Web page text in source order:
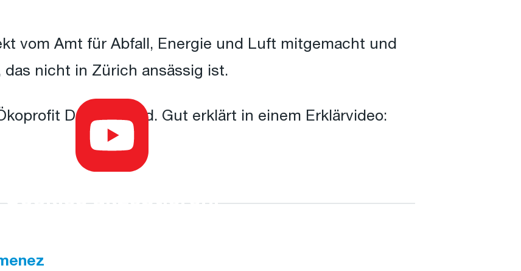
vom Amt für Abfall, Energie und Luft mitgemacht und
nicht in Zürich ansässig ist.
Deutschland. Gut erklärt in einem Erklärvideo:
Cookies akzeptieren,